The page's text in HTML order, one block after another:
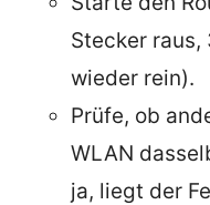
Stecker raus,
wieder rein).
Prüfe, ob
WLAN
ja, liegt der